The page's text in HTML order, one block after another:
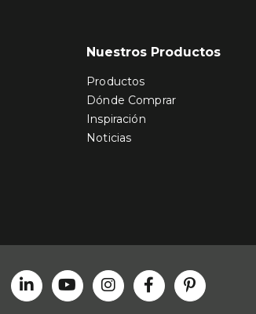
Nuestros Productos
Productos
Dónde Comprar
Inspiración
Noticias